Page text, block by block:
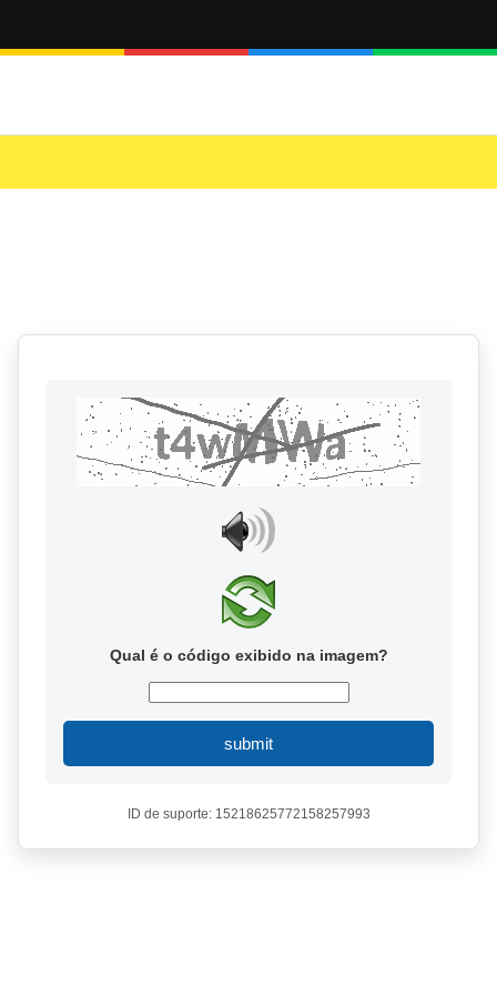
Qual é o código exibido na imagem?
submit
ID de suporte: 15218625772158257993